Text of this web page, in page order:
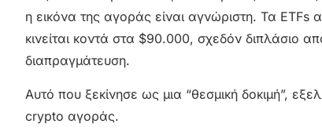
η εικόνα της αγοράς είναι αγνώριστη. Τα ETFs
κινείται κοντά στα $90.000, σχεδόν διπλάσιο
διαπραγμάτευση.
Αυτό που ξεκίνησε ως μια “θεσμική δοκιμή”,
crypto αγοράς.